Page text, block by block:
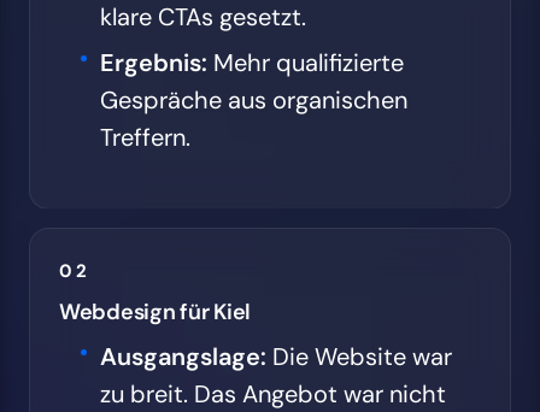
klare CTAs gesetzt.
Ergebnis: Mehr qualifizierte
Gespräche aus organischen
Treffern.
02
Webdesign für Kiel
Ausgangslage: Die Website war
zu breit. Das Angebot war nicht